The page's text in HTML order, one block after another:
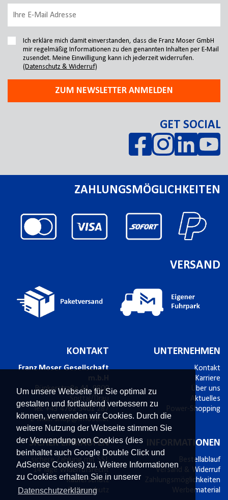
Um unsere Webseite für Sie optimal zu
gestalten und fortlaufend verbessern zu
können, verwenden wir Cookies. Durch die
weitere Nutzung der Webseite stimmen Sie
der Verwendung von Cookies (dies
beinhaltet auch Google Double Click und
AdSense Cookies) zu. Weitere Informationen
zu Cookies erhalten Sie in unserer
Datenschutzerklärung
Ich erkläre mich damit einverstanden, dass die Franz Moser GmbH
mir regelmäßig Informationen zu den genannten Inhalten per E-Mail
zusendet. Meine Einwilligung kann ich jederzeit widerrufen.
(Datenschutz & Widerruf)
ZUM NEWSLETTER ANMELDEN
GET SOCIAL
ZAHLUNGSMÖGLICHKEITEN
VERSAND
KONTAKT
Franz Moser Gesellschaft
m.b.H
Bünkerstraße 44,9800
Spittal/Drau
Tel. +43 4762 5401 287
E-Mail: shop@fmoser.at
UNTERNEHMEN
Kontakt
Karriere
Über uns
Aktuelles
Power-Shopping
SICHER EINKAUFEN
sichere Zahlung mit SSL
14 Tage Widerrufsrecht
Käuferschutz
Datenschutz
INFORMATIONEN
Bestellablauf
Versand & Widerruf
Zahlungsmöglichkeiten
Werbematerial